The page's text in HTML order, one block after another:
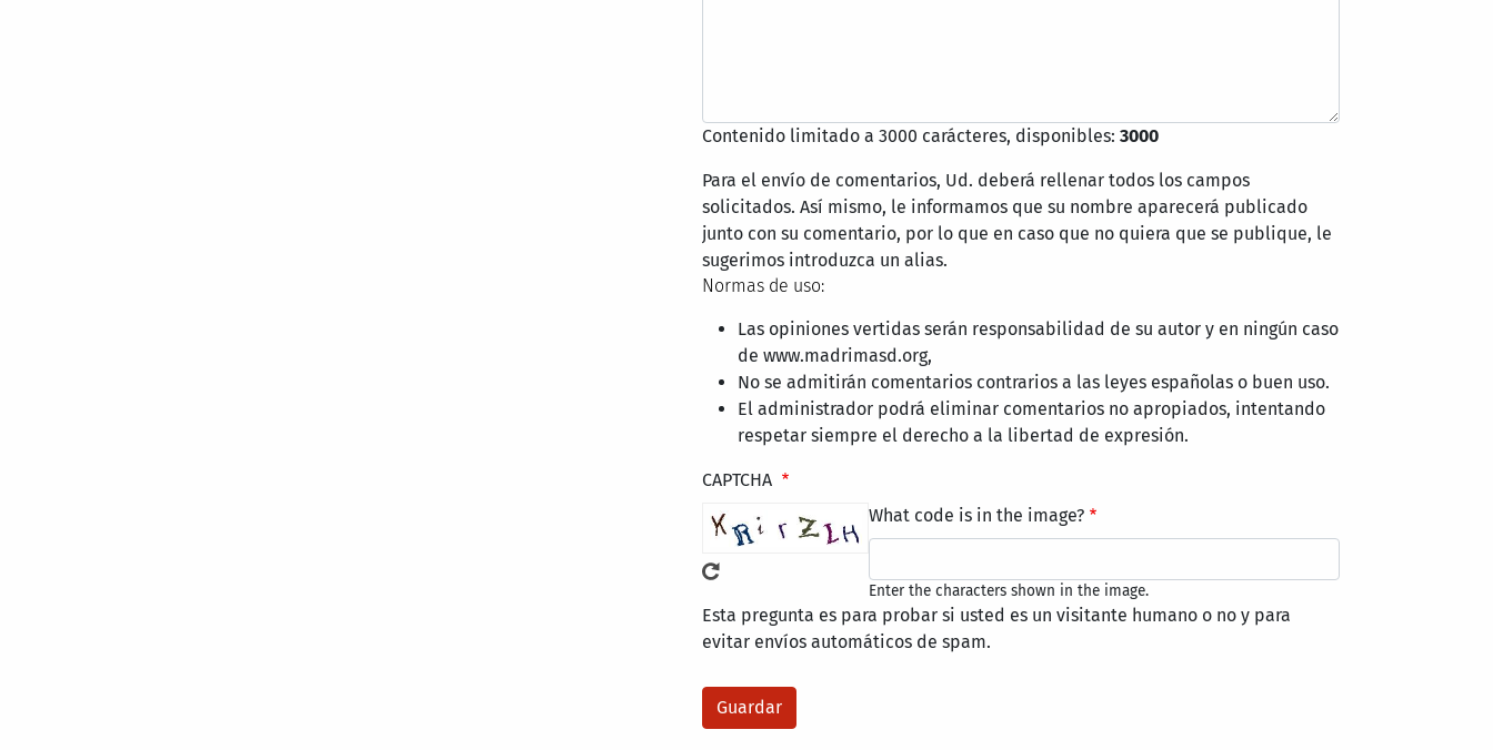
Contenido limitado a 3000 carácteres, disponibles:3000
Para el envío de comentarios, Ud. deberá rellenar todos los campos
solicitados. Así mismo, le informamos que su nombre aparecerá publicado
junto con su comentario, por lo que en caso que no quiera que se publique, le
sugerimos introduzca un alias.
Normas de uso:
Las opiniones vertidas serán responsabilidad de su autor y en ningún caso
de www.madrimasd.org,
No se admitirán comentarios contrarios a las leyes españolas o buen uso.
El administrador podrá eliminar comentarios no apropiados, intentando
respetar siempre el derecho a la libertad de expresión.
CAPTCHA
What code is in the image?
Enter the characters shown in the image.
Esta pregunta es para probar si usted es un visitante humano o no y para
evitar envíos automáticos de spam.